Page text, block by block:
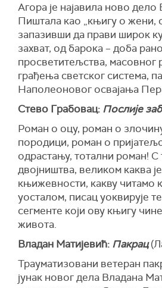
Агора је најавила ново
Пиштала као „књигу о жени,
запазивши да прави широк
захват, од барока – доба
просветитељства, масовног
грађења светског система,
Наполеоновог освајања
Стево Грабовац: Послије
Роман о оцу, роман о
породици, роман о
одрастању, тотални роман!
двојништва, великом каква
књижевности, какву читамо
уосталом, писац уоквирује
сегменте који ову књигу
живота.
Владан Матијевић: Пакрац
Трауматизовани ветеран
јунак новог дела Владана